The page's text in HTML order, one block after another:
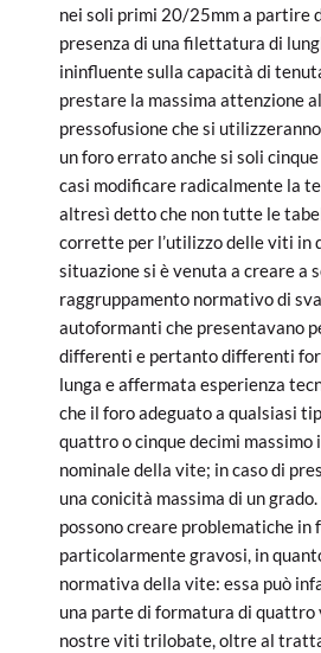
nei soli primi 20/25mm a partire
presenza di una filettatura di
ininfluente sulla capacità di
prestare la massima attenzione
pressofusione che si
un foro errato anche si soli
casi modificare radicalmente la
altresì detto che non tutte le
corrette per l’utilizzo delle viti in
situazione si è venuta a creare a
raggruppamento normativo di
autoformanti che presentavano
differenti e pertanto differenti
lunga e affermata esperienza
che il foro adeguato a qualsiasi
quattro o cinque decimi
nominale della vite; in caso di
una conicità massima di un
possono creare problematiche in
particolarmente gravosi, in
normativa della vite: essa può
una parte di formatura di quattro
nostre viti trilobate, oltre al